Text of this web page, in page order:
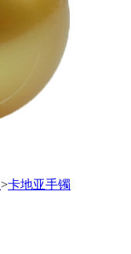
>卡地亚手镯